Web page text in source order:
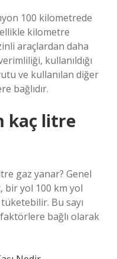
100 kilometrede
kilometre
araçlardan daha
kullanıldığı
ve kullanılan diğer
bağlıdır.
kaç litre
gaz yanar? Genel
bir yol 100 km yol
Bu sayı
bağlı olarak